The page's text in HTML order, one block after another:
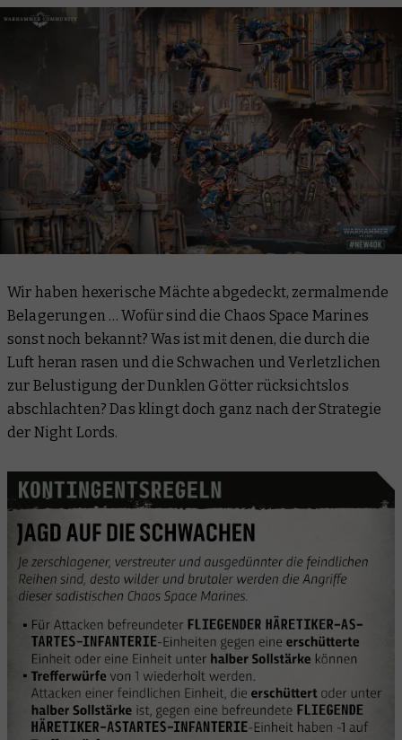
Wir haben hexerische Mächte abgedeckt, zermalmende
Belagerungen … Wofür sind die Chaos Space Marines
sonst noch bekannt? Was ist mit denen, die durch die
Luft heran rasen und die Schwachen und Verletzlichen
zur Belustigung der Dunklen Götter rücksichtslos
abschlachten? Das klingt doch ganz nach der Strategie
der Night Lords.